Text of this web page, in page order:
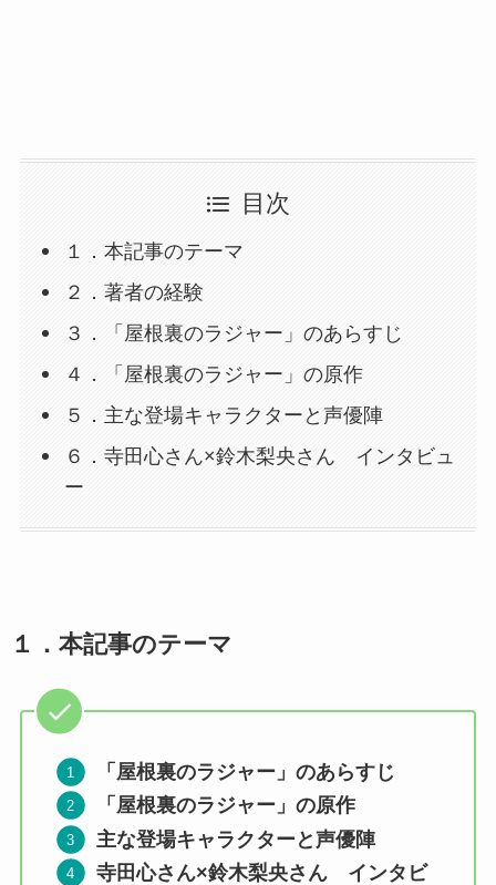
目次
１．本記事のテーマ
２．著者の経験
３．「屋根裏のラジャー」のあらすじ
４．「屋根裏のラジャー」の原作
５．主な登場キャラクターと声優陣
６．寺田心さん×鈴木梨央さん インタビュ
ー
１． 本記事のテーマ
「屋根裏のラジャー」のあらすじ
「屋根裏のラジャー」の原作
主な登場キャラクターと声優陣
寺田心さん×鈴木梨央さん インタビ